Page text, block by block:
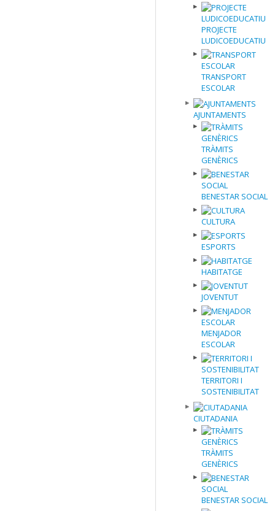
PROJECTE
LUDICOEDUCATIU
TRANSPORT
ESCOLAR
AJUNTAMENTS
TRÀMITS
GENÈRICS
BENESTAR SOCIAL
CULTURA
ESPORTS
HABITATGE
JOVENTUT
MENJADOR
ESCOLAR
TERRITORI I
SOSTENIBILITAT
CIUTADANIA
TRÀMITS
GENÈRICS
BENESTAR SOCIAL